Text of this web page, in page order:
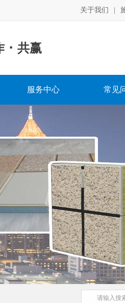
关于我们
· 共赢
服务中心 常见